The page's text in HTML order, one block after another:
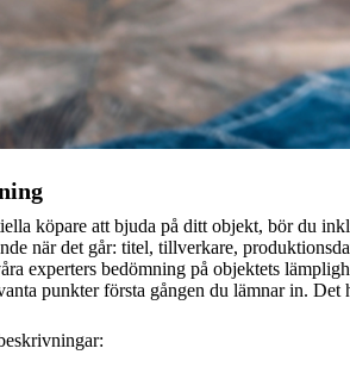
köpare att bjuda på ditt objekt, bör du
när det går: titel, tillverkare,
experters bedömning på objektets
punkter första gången du lämnar in.